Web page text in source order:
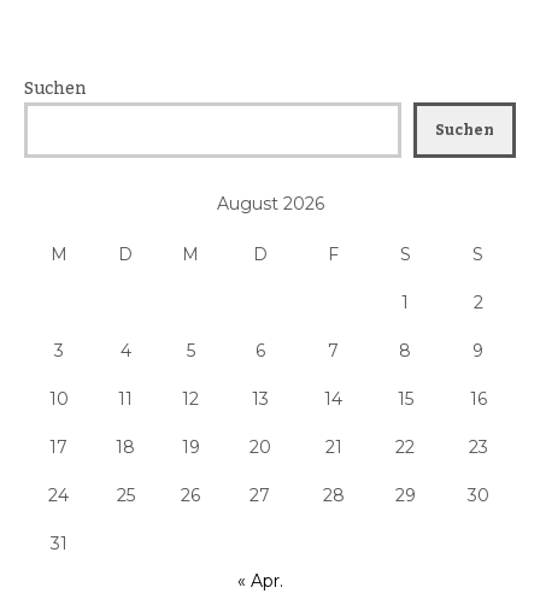
Suchen
Suchen
August 2026
M D M D F S S
1 2
3 4 5 6 7 8 9
10 11 12 13 14 15 16
17 18 19 20 21 22 23
24 25 26 27 28 29 30
31
« Apr.